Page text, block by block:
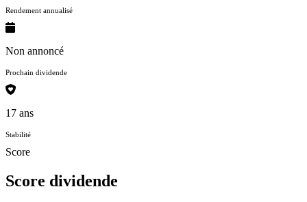
Rendement annualisé
Non annoncé
Prochain dividende
17 ans
Stabilité
Score
Score dividende